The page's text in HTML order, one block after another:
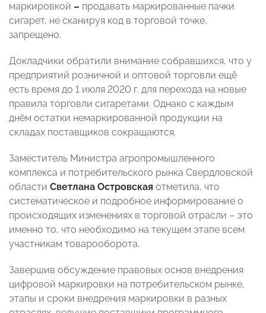
маркировкой – продавать маркированные пачки
сигарет, не сканируя код в торговой точке,
запрещено.
Докладчики обратили внимание собравшихся, что у
предприятий розничной и оптовой торговли ещё
есть время до 1 июля 2020 г. для перехода на новые
правила торговли сигаретами. Однако с каждым
днём остатки немаркированной продукции на
складах поставщиков сокращаются.
Заместитель Министра агропромышленного
комплекса и потребительского рынка Свердловской
области Светлана Островская отметила, что
систематическое и подробное информирование о
происходящих изменениях в торговой отрасли – это
именно то, что необходимо на текущем этапе всем
участникам товарооборота.
Завершив обсуждение правовых основ внедрения
цифровой маркировки на потребительском рынке,
этапы и сроки внедрения маркировки в разных